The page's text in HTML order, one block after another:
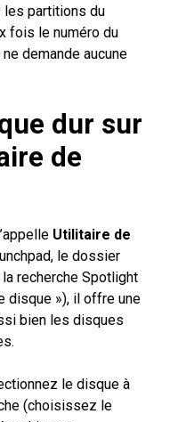
les partitions du
fois le numéro du
demande aucune
dur sur
de
Utilitaire de
le dossier
recherche Spotlight
disque »), il offre une
bien les disques
le disque à
(choisissez le